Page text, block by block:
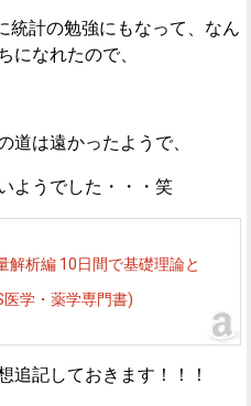
統計の勉強にもなって、なん
になれたので、
道は遠かったようで、
ようでした・・・笑
解析編 10日間で基礎理論と
医学・薬学専門書)
追記しておきます！！！